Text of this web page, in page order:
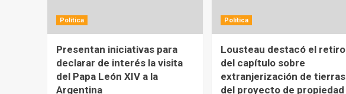
Política
Presentan iniciativas para
declarar de interés la visita
del Papa León XIV a la
Argentina
Política
Lousteau destacó el retiro
del capítulo sobre
extranjerización de tierras
del proyecto de propiedad